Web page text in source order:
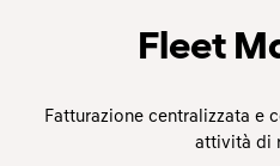
Fleet
Fatturazione centralizzata e
attività di